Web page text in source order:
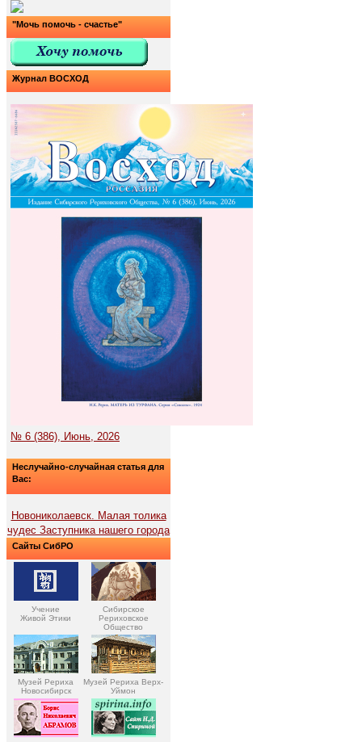
"Мочь помочь - счастье"
Журнал ВОСХОД
№ 6 (386), Июнь, 2026
Неслучайно-случайная статья для
Вас:
Новониколаевск. Малая толика
чудес Заступника нашего города
Сайты СибРО
Учение
Живой Этики
Сибирское
Рериховское
Общество
Музей Рериха
Новосибирск
Музей Рериха Верх-
Уймон